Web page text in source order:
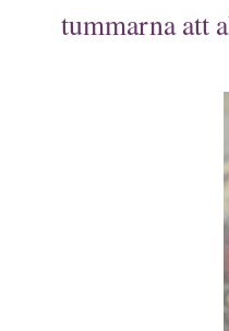
tummarna att